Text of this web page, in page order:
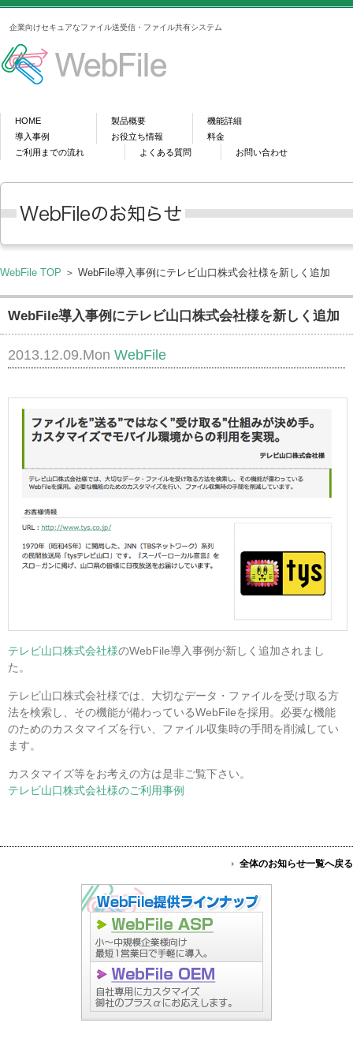
企業向けセキュアなファイル送受信・ファイル共有システム
HOME 製品概要
機能詳細
導入事例
お役立ち情報
料金
ご利用までの流れ
よくある質問 お問い合わせ
WebFile TOP ＞ WebFile導入事例にテレビ山口株式会社様を新しく追加
WebFile導入事例にテレビ山口株式会社様を新しく追加
2013.12.09.Mon WebFile
テレビ山口株式会社様のWebFile導入事例が新しく追加されまし
た。
テレビ山口株式会社様では、大切なデータ・ファイルを受け取る方
法を検索し、その機能が備わっているWebFileを採用。必要な機能
のためのカスタマイズを行い、ファイル収集時の手間を削減してい
ます。
カスタマイズ等をお考えの方は是非ご覧下さい。
テレビ山口株式会社様のご利用事例
全体のお知らせ一覧へ戻る